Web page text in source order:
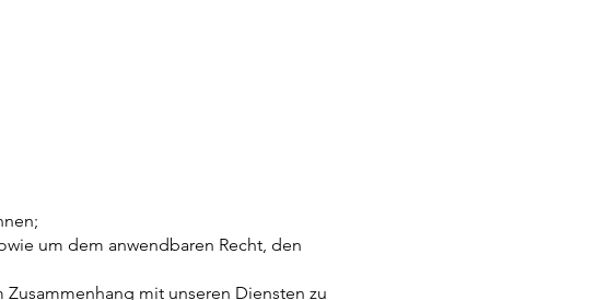
um dem anwendbaren Recht, den
mit unseren Diensten zu